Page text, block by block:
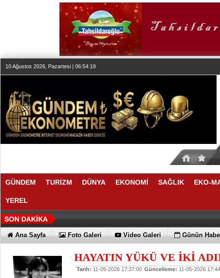
10 Ağustos 2026, Pazartesi | 06:54:19
GÜNDEM TURİZM DÜNYA EKONOMİ SAĞLIK EKO-
YEREL
Ana Sayfa Foto Galeri Video Galeri Günün
HAYATIN YÜKÜ VE İKİ
Tarih: 11-05-2026 17:37:00 Güncelleme: 11-05-2026